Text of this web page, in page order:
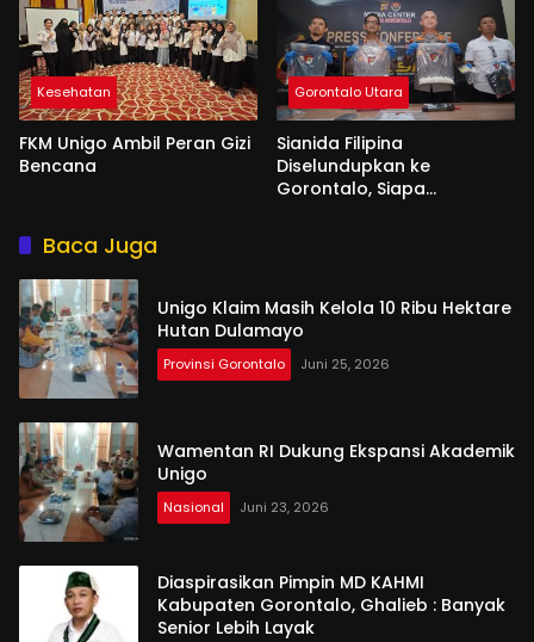
Kesehatan
FKM Unigo Ambil Peran Gizi
Bencana
Gorontalo Utara
Sianida Filipina
Diselundupkan ke
Gorontalo, Siapa
Baca Juga
Unigo Klaim Masih Kelola 10 Ribu Hektare
Hutan Dulamayo
Provinsi Gorontalo Juni 25, 2026
Wamentan RI Dukung Ekspansi Akademik
Unigo
Nasional Juni 23, 2026
Diaspirasikan Pimpin MD KAHMI
Kabupaten Gorontalo, Ghalieb : Banyak
Senior Lebih Layak